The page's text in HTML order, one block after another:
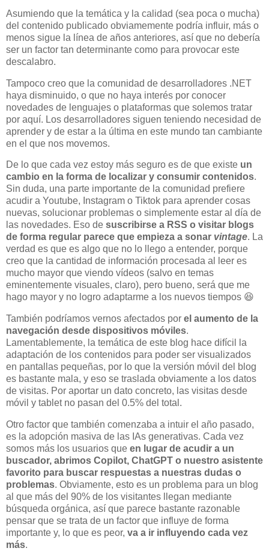
Asumiendo que la temática y la calidad (sea poca o mucha)
del contenido publicado obviamemente podría influir, más o
menos sigue la línea de años anteriores, así que no debería
ser un factor tan determinante como para provocar este
descalabro.
Tampoco creo que la comunidad de desarrolladores .NET
haya disminuido, o que no haya interés por conocer
novedades de lenguajes o plataformas que solemos tratar
por aquí. Los desarrolladores siguen teniendo necesidad de
aprender y de estar a la última en este mundo tan cambiante
en el que nos movemos.
De lo que cada vez estoy más seguro es de que existe un
cambio en la forma de localizar y consumir contenidos.
Sin duda, una parte importante de la comunidad prefiere
acudir a Youtube, Instagram o Tiktok para aprender cosas
nuevas, solucionar problemas o simplemente estar al día de
las novedades. Eso de suscribirse a RSS o visitar blogs
de forma regular parece que empieza a sonar vintage. La
verdad es que es algo que no lo llego a entender, porque
creo que la cantidad de información procesada al leer es
mucho mayor que viendo vídeos (salvo en temas
eminentemente visuales, claro), pero bueno, será que me
hago mayor y no logro adaptarme a los nuevos tiempos 😆
También podríamos vernos afectados por el aumento de la
navegación desde dispositivos móviles.
Lamentablemente, la temática de este blog hace difícil la
adaptación de los contenidos para poder ser visualizados
en pantallas pequeñas, por lo que la versión móvil del blog
es bastante mala, y eso se traslada obviamente a los datos
de visitas. Por aportar un dato concreto, las visitas desde
móvil y tablet no pasan del 0.5% del total.
Otro factor que también comenzaba a intuir el año pasado,
es la adopción masiva de las IAs generativas. Cada vez
somos más los usuarios que en lugar de acudir a un
buscador, abrimos Copilot, ChatGPT o nuestro asistente
favorito para buscar respuestas a nuestras dudas o
problemas. Obviamente, esto es un problema para un blog
al que más del 90% de los visitantes llegan mediante
búsqueda orgánica, así que parece bastante razonable
pensar que se trata de un factor que influye de forma
importante y, lo que es peor, va a ir influyendo cada vez
más.